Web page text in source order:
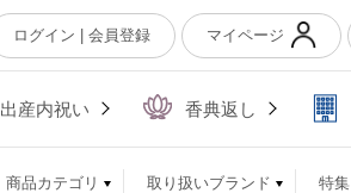
ログイン | 会員登録 マイページ
出産内祝い 香典返し
商品カテゴリ 取り扱いブランド 特集